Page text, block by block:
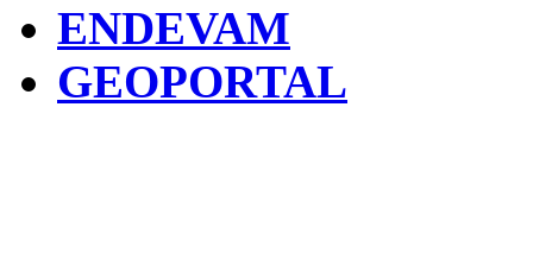
ENDEVAM
GEOPORTAL